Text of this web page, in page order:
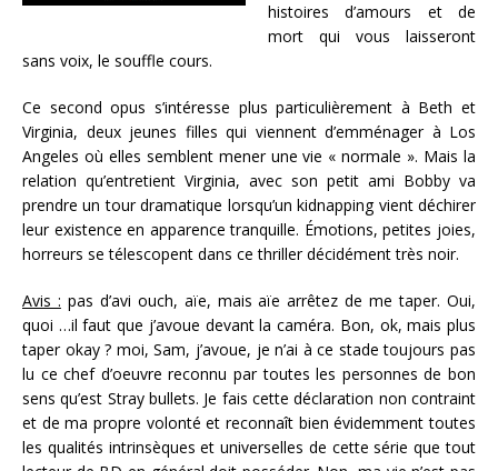
histoires d’amours et de
mort qui vous laisseront
sans voix, le souffle cours.
Ce second opus s’intéresse plus particulièrement à Beth et
Virginia, deux jeunes filles qui viennent d’emménager à Los
Angeles où elles semblent mener une vie « normale ». Mais la
relation qu’entretient Virginia, avec son petit ami Bobby va
prendre un tour dramatique lorsqu’un kidnapping vient déchirer
leur existence en apparence tranquille. Émotions, petites joies,
horreurs se télescopent dans ce thriller décidément très noir.
Avis : pas d’avi ouch, aïe, mais aïe arrêtez de me taper. Oui,
quoi …il faut que j’avoue devant la caméra. Bon, ok, mais plus
taper okay ? moi, Sam, j’avoue, je n’ai à ce stade toujours pas
lu ce chef d’oeuvre reconnu par toutes les personnes de bon
sens qu’est Stray bullets. Je fais cette déclaration non contraint
et de ma propre volonté et reconnaît bien évidemment toutes
les qualités intrinsèques et universelles de cette série que tout